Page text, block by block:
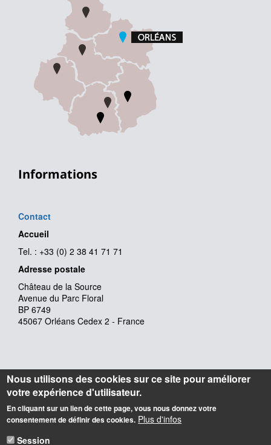
Informations
Contact
Accueil
Tel. : +33 (0) 2 38 41 71 71
Adresse postale
Château de la Source
Avenue du Parc Floral
BP 6749
45067 Orléans Cedex 2 - France
Nous utilisons des cookies sur ce site pour améliorer
votre expérience d'utilisateur.
En cliquant sur un lien de cette page, vous nous donnez votre
consentement de définir des cookies. Plus d'infos
Session